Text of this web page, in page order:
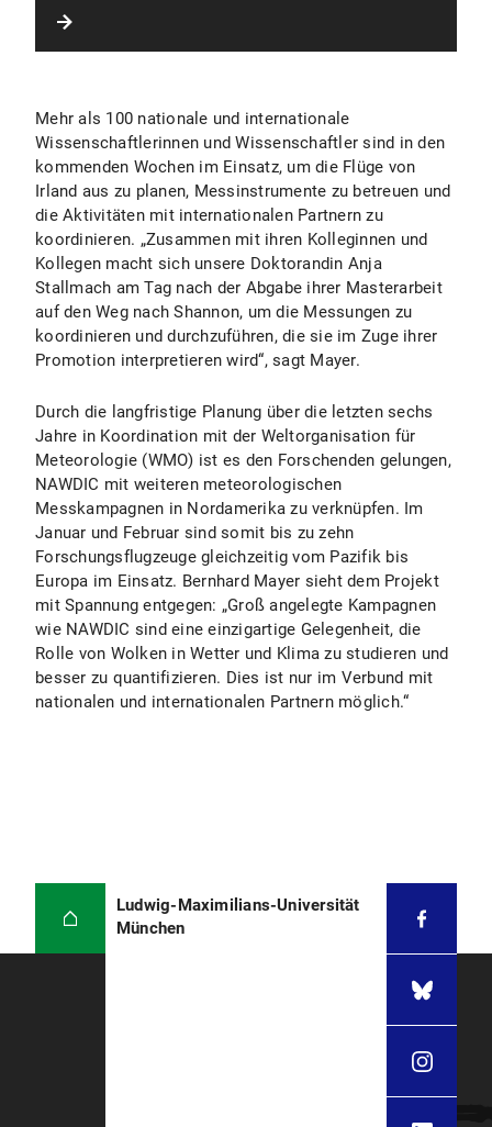
Mehr als 100 nationale und internationale
Wissenschaftlerinnen und Wissenschaftler sind in den
kommenden Wochen im Einsatz, um die Flüge von
Irland aus zu planen, Messinstrumente zu betreuen und
die Aktivitäten mit internationalen Partnern zu
koordinieren. „Zusammen mit ihren Kolleginnen und
Kollegen macht sich unsere Doktorandin Anja
Stallmach am Tag nach der Abgabe ihrer Masterarbeit
auf den Weg nach Shannon, um die Messungen zu
koordinieren und durchzuführen, die sie im Zuge ihrer
Promotion interpretieren wird“, sagt Mayer.
Durch die langfristige Planung über die letzten sechs
Jahre in Koordination mit der Weltorganisation für
Meteorologie (WMO) ist es den Forschenden gelungen,
NAWDIC mit weiteren meteorologischen
Messkampagnen in Nordamerika zu verknüpfen. Im
Januar und Februar sind somit bis zu zehn
Forschungsflugzeuge gleichzeitig vom Pazifik bis
Europa im Einsatz. Bernhard Mayer sieht dem Projekt
mit Spannung entgegen: „Groß angelegte Kampagnen
wie NAWDIC sind eine einzigartige Gelegenheit, die
Rolle von Wolken in Wetter und Klima zu studieren und
besser zu quantifizieren. Dies ist nur im Verbund mit
nationalen und internationalen Partnern möglich.“
Ludwig-Maximilians-Universität
München